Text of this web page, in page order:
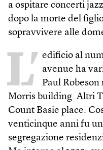
a ospitare concerti
dopo la morte del
sopravvivere alle
L’ edificio al
avenue ha
Paul
Morris building. Altri
Count Basie place.
venticinque anni fu
segregazione